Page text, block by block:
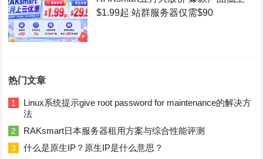
$1.99起 站群服务器仅需$90
热门文章
1
Linux系统提示give root password for maintenance的解决方
法
2 RAKsmart日本服务器租用方案与综合性能评测
3 什么是原生IP？原生IP是什么意思？